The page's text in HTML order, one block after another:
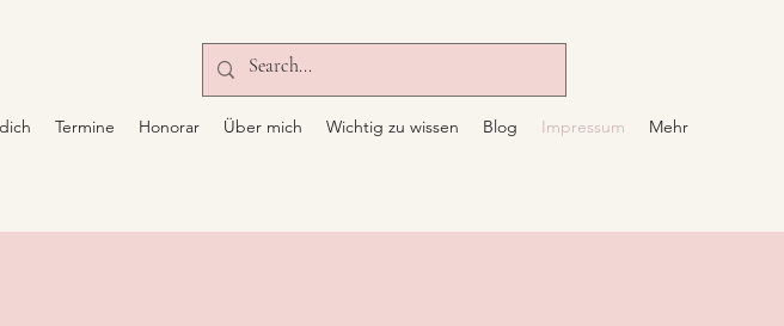
Termine Honorar Über mich Wichtig zu wissen Blog Impressum Mehr